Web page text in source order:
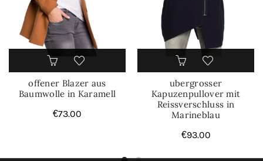
offener Blazer aus
Baumwolle in Karamell
€73.00
ubergrosser
Kapuzenpullover mit
Reissverschluss in
Marineblau
€93.00